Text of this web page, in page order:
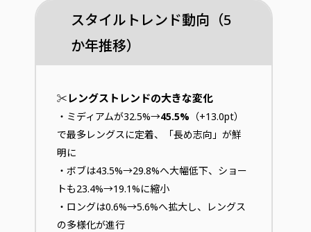
スタイルトレンド動向（5
か年推移）
✂️レングストレンドの大きな変化
・ミディアムが32.5%→45.5% （+13.0pt）
で最多レングスに定着、「長め志向」が鮮
明に
・ボブは43.5%→29.8%へ大幅低下、ショー
トも23.4%→19.1%に縮小
・ロングは0.6%→5.6%へ拡大し、レングス
の多様化が進行